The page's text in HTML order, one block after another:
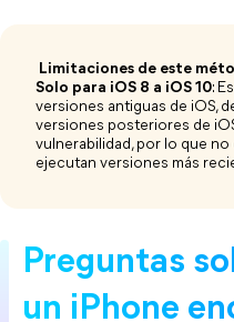
​Limitaciones de este
Solo para iOS 8 a iOS 10:
versiones antiguas de iOS,
versiones posteriores de
vulnerabilidad, por lo que
ejecutan versiones más
Preguntas
un iPhone